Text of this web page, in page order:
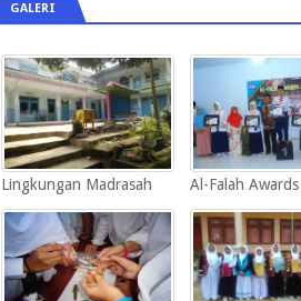
GALERI
Lingkungan Madrasah Al-Falah Awards